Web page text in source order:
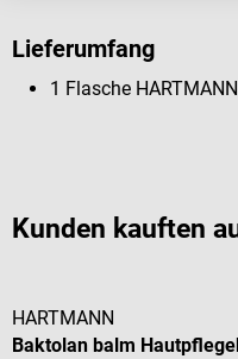
Lieferumfang
1 Flasche
Kunden kauften
HARTMANN
Baktolan balm